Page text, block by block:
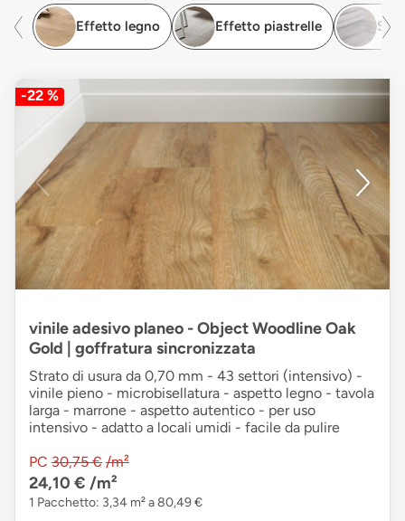
Effetto legno Effetto piastrelle
-22 %
vinile adesivo planeo - Object Woodline Oak
Gold | goffratura sincronizzata
Strato di usura da 0,70 mm - 43 settori (intensivo) -
vinile pieno - microbisellatura - aspetto legno - tavola
larga - marrone - aspetto autentico - per uso
intensivo - adatto a locali umidi - facile da pulire
PC 30,75 € /m²
24,10 € /m²
1 Pacchetto: 3,34 m² a 80,49 €